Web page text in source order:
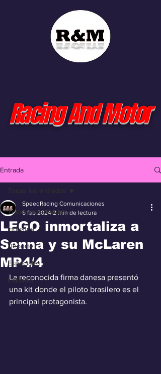
Racing And Motor
Entrada
Todas las entradas
Industria
Deporte
Especiales
Industra
Todas las entradas
LEGO inmortaliza a
Senna y su McLaren
MP4/4
SpeedRacing Comunicaciones
6 feb 2024 2 min de lectura
La reconocida firma danesa presentó
una kit donde el piloto brasilero es el
principal protagonista.